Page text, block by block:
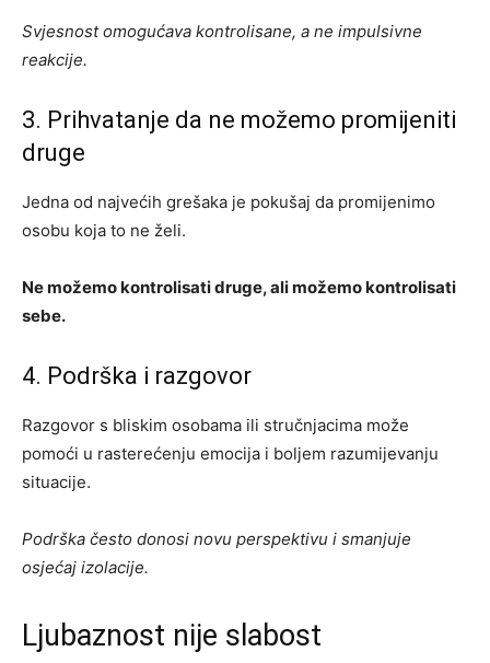
Svjesnost omogućava kontrolisane, a ne impulsivne
reakcije.
3. Prihvatanje da ne možemo promijeniti
druge
Jedna od najvećih grešaka je pokušaj da promijenimo
osobu koja to ne želi.
Ne možemo kontrolisati druge, ali možemo kontrolisati
sebe.
4. Podrška i razgovor
Razgovor s bliskim osobama ili stručnjacima može
pomoći u rasterećenju emocija i boljem razumijevanju
situacije.
Podrška često donosi novu perspektivu i smanjuje
osjećaj izolacije.
Ljubaznost nije slabost